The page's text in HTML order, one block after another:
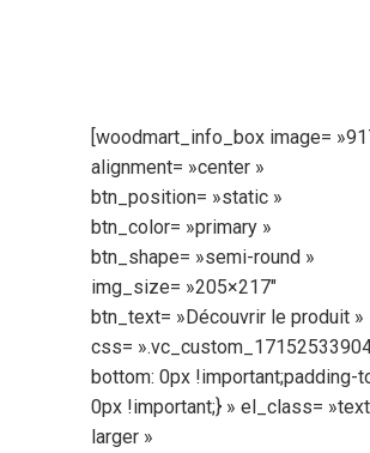
[woodmart_info_box image=
alignment= »center »
btn_position= »static »
btn_color= »primary »
btn_shape= »semi-round »
img_size= »205×217″
btn_text= »Découvrir le produit »
css=
bottom: 0px !important;padding-
0px !important;} » el_class=
larger »